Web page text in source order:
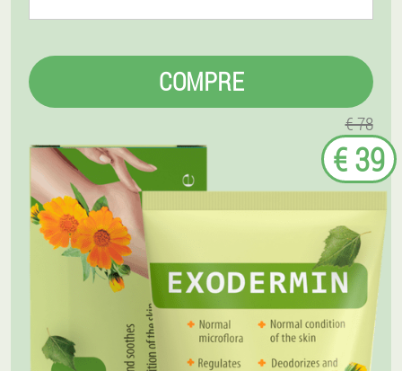
COMPRE
€ 78
€ 39